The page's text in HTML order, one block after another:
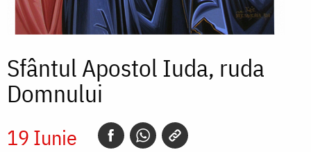
Sfântul Apostol Iuda, ruda
Domnului
19 Iunie